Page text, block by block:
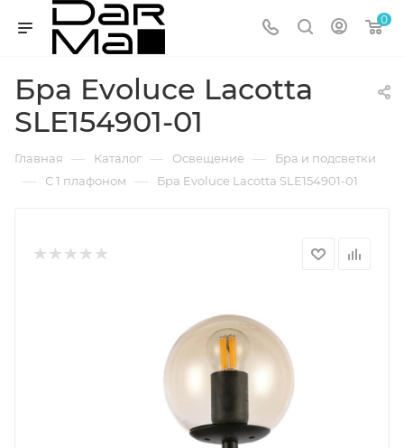
0
Бра Evoluce Lacotta
SLE154901-01
Главная — Каталог — Освещение — Бра и подсветки
— С 1 плафоном — Бра Evoluce Lacotta SLE154901-01